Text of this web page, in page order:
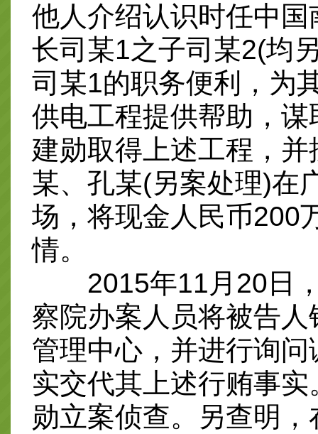
他人介绍认识时任中
长司某1之子司某2(均
司某1的职务便利，为
供电工程提供帮助，
建勋取得上述工程，
某、孔某(另案处理)在
场，将现金人民币200
情。
2015年11月20日，
察院办案人员将被告
管理中心，并进行询
实交代其上述行贿事
勋立案侦查。另查明